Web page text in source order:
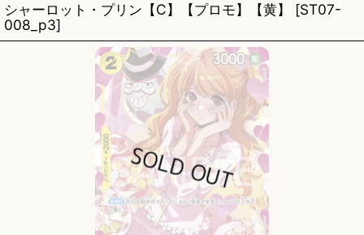
シャーロット・プリン【C】【プロモ】【黄】 [ST07-
008_p3]